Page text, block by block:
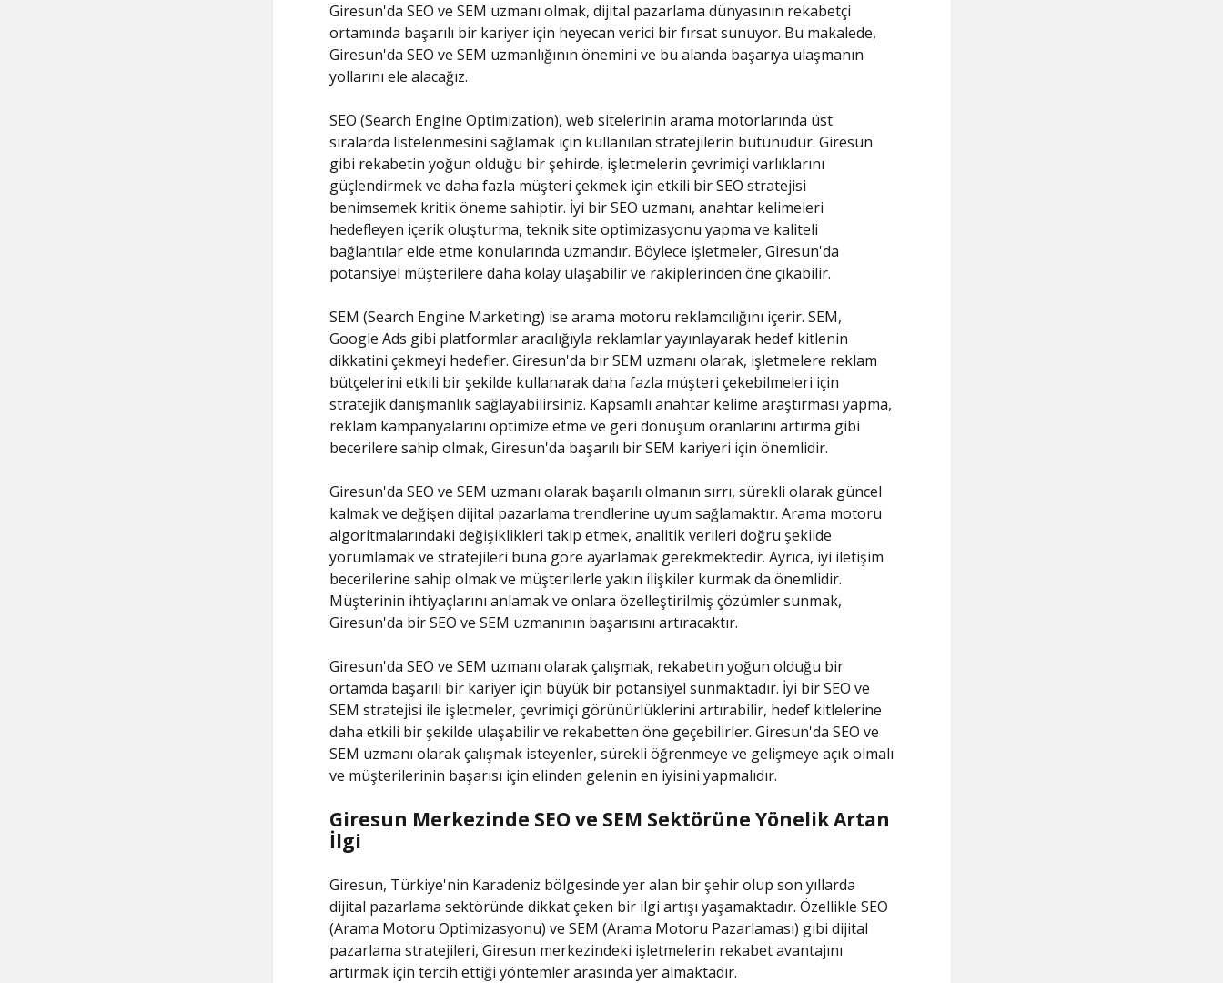
Giresun'da SEO ve SEM uzmanı olmak, dijital pazarlama dünyasının rekabetçi
ortamında başarılı bir kariyer için heyecan verici bir fırsat sunuyor. Bu makalede,
Giresun'da SEO ve SEM uzmanlığının önemini ve bu alanda başarıya ulaşmanın
yollarını ele alacağız.
SEO (Search Engine Optimization), web sitelerinin arama motorlarında üst
sıralarda listelenmesini sağlamak için kullanılan stratejilerin bütünüdür. Giresun
gibi rekabetin yoğun olduğu bir şehirde, işletmelerin çevrimiçi varlıklarını
güçlendirmek ve daha fazla müşteri çekmek için etkili bir SEO stratejisi
benimsemek kritik öneme sahiptir. İyi bir SEO uzmanı, anahtar kelimeleri
hedefleyen içerik oluşturma, teknik site optimizasyonu yapma ve kaliteli
bağlantılar elde etme konularında uzmandır. Böylece işletmeler, Giresun'da
potansiyel müşterilere daha kolay ulaşabilir ve rakiplerinden öne çıkabilir.
SEM (Search Engine Marketing) ise arama motoru reklamcılığını içerir. SEM,
Google Ads gibi platformlar aracılığıyla reklamlar yayınlayarak hedef kitlenin
dikkatini çekmeyi hedefler. Giresun'da bir SEM uzmanı olarak, işletmelere reklam
bütçelerini etkili bir şekilde kullanarak daha fazla müşteri çekebilmeleri için
stratejik danışmanlık sağlayabilirsiniz. Kapsamlı anahtar kelime araştırması yapma,
reklam kampanyalarını optimize etme ve geri dönüşüm oranlarını artırma gibi
becerilere sahip olmak, Giresun'da başarılı bir SEM kariyeri için önemlidir.
Giresun'da SEO ve SEM uzmanı olarak başarılı olmanın sırrı, sürekli olarak güncel
kalmak ve değişen dijital pazarlama trendlerine uyum sağlamaktır. Arama motoru
algoritmalarındaki değişiklikleri takip etmek, analitik verileri doğru şekilde
yorumlamak ve stratejileri buna göre ayarlamak gerekmektedir. Ayrıca, iyi iletişim
becerilerine sahip olmak ve müşterilerle yakın ilişkiler kurmak da önemlidir.
Müşterinin ihtiyaçlarını anlamak ve onlara özelleştirilmiş çözümler sunmak,
Giresun'da bir SEO ve SEM uzmanının başarısını artıracaktır.
Giresun'da SEO ve SEM uzmanı olarak çalışmak, rekabetin yoğun olduğu bir
ortamda başarılı bir kariyer için büyük bir potansiyel sunmaktadır. İyi bir SEO ve
SEM stratejisi ile işletmeler, çevrimiçi görünürlüklerini artırabilir, hedef kitlelerine
daha etkili bir şekilde ulaşabilir ve rekabetten öne geçebilirler. Giresun'da SEO ve
SEM uzmanı olarak çalışmak isteyenler, sürekli öğrenmeye ve gelişmeye açık olmalı
ve müşterilerinin başarısı için elinden gelenin en iyisini yapmalıdır.
Giresun Merkezinde SEO ve SEM Sektörüne Yönelik Artan
İlgi
Giresun, Türkiye'nin Karadeniz bölgesinde yer alan bir şehir olup son yıllarda
dijital pazarlama sektöründe dikkat çeken bir ilgi artışı yaşamaktadır. Özellikle SEO
(Arama Motoru Optimizasyonu) ve SEM (Arama Motoru Pazarlaması) gibi dijital
pazarlama stratejileri, Giresun merkezindeki işletmelerin rekabet avantajını
artırmak için tercih ettiği yöntemler arasında yer almaktadır.